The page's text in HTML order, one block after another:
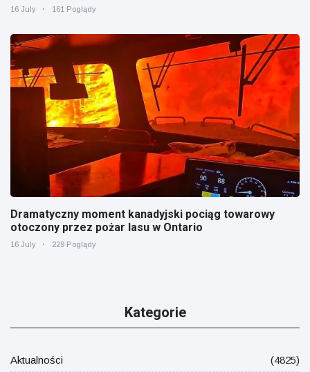
16 July 161 Poglądy
Dramatyczny moment kanadyjski pociąg towarowy
otoczony przez pożar lasu w Ontario
16 July 229 Poglądy
Kategorie
Aktualności
(4825)